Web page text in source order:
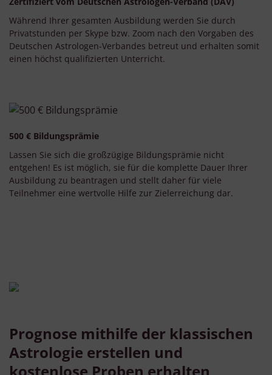
Während Ihrer gesamten Ausbildung werden Sie durch
Privatstunden per Skype bzw. Zoom nach den Vorgaben des
Deutschen Astrologen-Verbandes betreut und erhalten somit
einen höchst qualifizierten Unterricht.
500 € Bildungsprämie
Lassen Sie sich die großzügige Bildungsprämie nicht
entgehen! Es ist möglich, sie für die komplette Dauer Ihrer
Ausbildung zu beantragen und stellt daher für viele
Teilnehmer eine wertvolle Hilfe zur Zielerreichung dar.
Prognose mithilfe der klassischen
Astrologie erstellen und